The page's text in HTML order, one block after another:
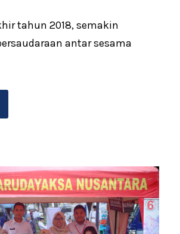
tahun 2018, semakin
antar sesama